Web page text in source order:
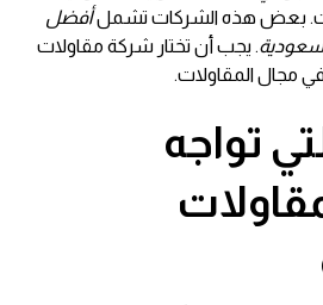
بعض هذه الشركات تشملأفضل
. يجب أن تختار شركة مقاولات
مجال المقاولات.
تواجه